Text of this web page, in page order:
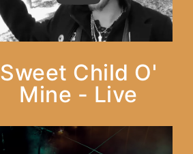
Sweet Child O'
Mine - Live